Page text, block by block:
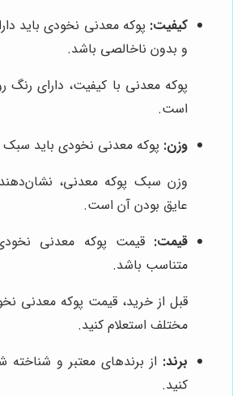
کیفیت: پوکه معدنی نخودی باید
و بدون ناخالصی باشد.
پوکه معدنی با کیفیت، دارای
است.
وزن: پوکه معدنی نخودی باید سبک
وزن سبک پوکه معدنی،
عایق بودن آن است.
قیمت: قیمت پوکه معدنی
متناسب باشد.
قبل از خرید، قیمت پوکه معدنی
مختلف استعلام کنید.
برند: از برندهای معتبر و
کنید.